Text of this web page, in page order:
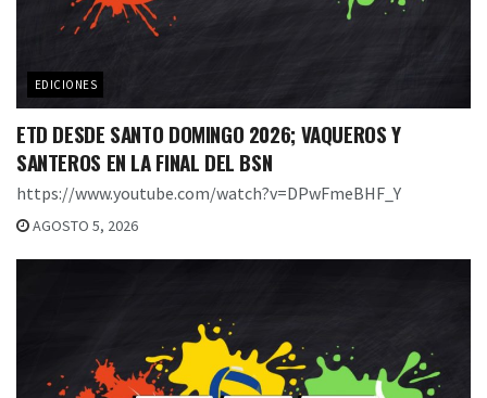
EDICIONES
ETD DESDE SANTO DOMINGO 2026; VAQUEROS Y
SANTEROS EN LA FINAL DEL BSN
https://www.youtube.com/watch?v=DPwFmeBHF_Y
AGOSTO 5, 2026